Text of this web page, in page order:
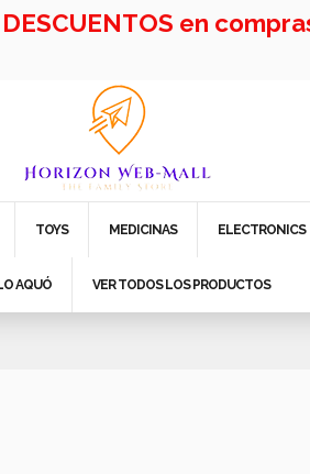
en
TOYS MEDICINAS ELECTRONICS
AQUÓ VER TODOS LOS PRODUCTOS